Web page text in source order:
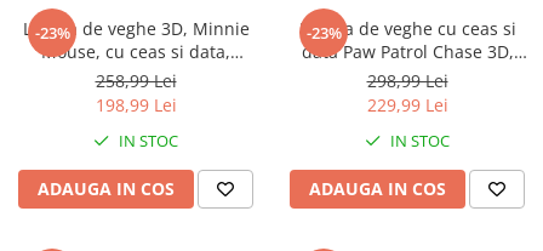
The Grinch
Gabby's Dollhouse
Captain Tsubasa
44 Cats
Superman
Lady Bug
Powerpuff Girls
VAMPIRINA
Zhu Zhu Pets
Super Wings
Disney Elena din Avalor
Pusheen
-23%
Lampa de veghe 3D, Minnie
Mouse, cu ceas si data,
25x13,5x13cm
258,99 Lei
198,99 Lei
IN STOC
ADAUGA IN COS
-23%
Lampa de veghe cu ceas si
data Paw Patrol Chase 3D,
21,4x13x13cm
298,99 Lei
229,99 Lei
IN STOC
ADAUGA IN COS